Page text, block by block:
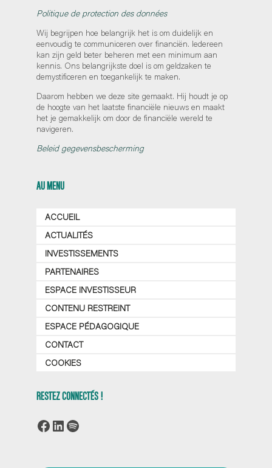
Politique de protection des données
Wij begrijpen hoe belangrijk het is om duidelijk en
eenvoudig te communiceren over financiën. Iedereen
kan zijn geld beter beheren met een minimum aan
kennis. Ons belangrijkste doel is om geldzaken te
demystificeren en toegankelijk te maken.
Daarom hebben we deze site gemaakt. Hij houdt je op
de hoogte van het laatste financiële nieuws en maakt
het je gemakkelijk om door de financiële wereld te
navigeren.
Beleid gegevensbescherming
AU MENU
ACCUEIL
ACTUALITÉS
INVESTISSEMENTS
PARTENAIRES
ESPACE INVESTISSEUR
CONTENU RESTREINT
ESPACE PÉDAGOGIQUE
CONTACT
COOKIES
RESTEZ CONNECTÉS !
Facebook
LinkedIn
Spotify